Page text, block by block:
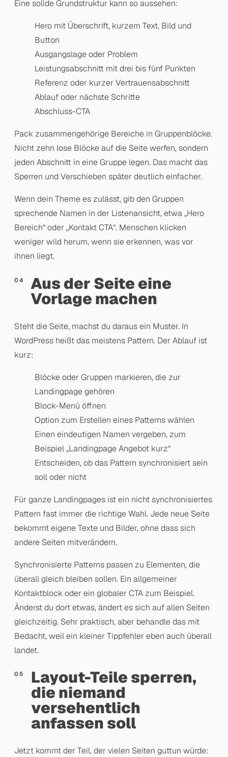
Eine solide Grundstruktur kann so aussehen:
Hero mit Überschrift, kurzem Text, Bild und
Button
Ausgangslage oder Problem
Leistungsabschnitt mit drei bis fünf Punkten
Referenz oder kurzer Vertrauensabschnitt
Ablauf oder nächste Schritte
Abschluss-CTA
Pack zusammengehörige Bereiche in Gruppenblöcke.
Nicht zehn lose Blöcke auf die Seite werfen, sondern
jeden Abschnitt in eine Gruppe legen. Das macht das
Sperren und Verschieben später deutlich einfacher.
Wenn dein Theme es zulässt, gib den Gruppen
sprechende Namen in der Listenansicht, etwa „Hero
Bereich“ oder „Kontakt CTA“. Menschen klicken
weniger wild herum, wenn sie erkennen, was vor
ihnen liegt.
Aus der Seite eine
Vorlage machen
Steht die Seite, machst du daraus ein Muster. In
WordPress heißt das meistens Pattern. Der Ablauf ist
kurz:
Blöcke oder Gruppen markieren, die zur
Landingpage gehören
Block-Menü öffnen
Option zum Erstellen eines Patterns wählen
Einen eindeutigen Namen vergeben, zum
Beispiel „Landingpage Angebot kurz“
Entscheiden, ob das Pattern synchronisiert sein
soll oder nicht
Für ganze Landingpages ist ein nicht synchronisiertes
Pattern fast immer die richtige Wahl. Jede neue Seite
bekommt eigene Texte und Bilder, ohne dass sich
andere Seiten mitverändern.
Synchronisierte Patterns passen zu Elementen, die
überall gleich bleiben sollen. Ein allgemeiner
Kontaktblock oder ein globaler CTA zum Beispiel.
Änderst du dort etwas, ändert es sich auf allen Seiten
gleichzeitig. Sehr praktisch, aber behandle das mit
Bedacht, weil ein kleiner Tippfehler eben auch überall
landet.
Layout-Teile sperren,
die niemand
versehentlich
anfassen soll
Jetzt kommt der Teil, der vielen Seiten guttun würde: